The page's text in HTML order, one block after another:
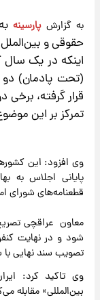
به گزارش پارسینه
حقوقی و
اینکه در یک
(تحت پادمان) دو
قرار گرفته،
تمرکز بر این
وی افزود: این
پایانی اجلاس به
قطعنامه‌های شورای
معاون عراقچی
شود و در نهایت
تصویب سند نهایی
وی تاکید کرد:
بین‌المللی» مقابله